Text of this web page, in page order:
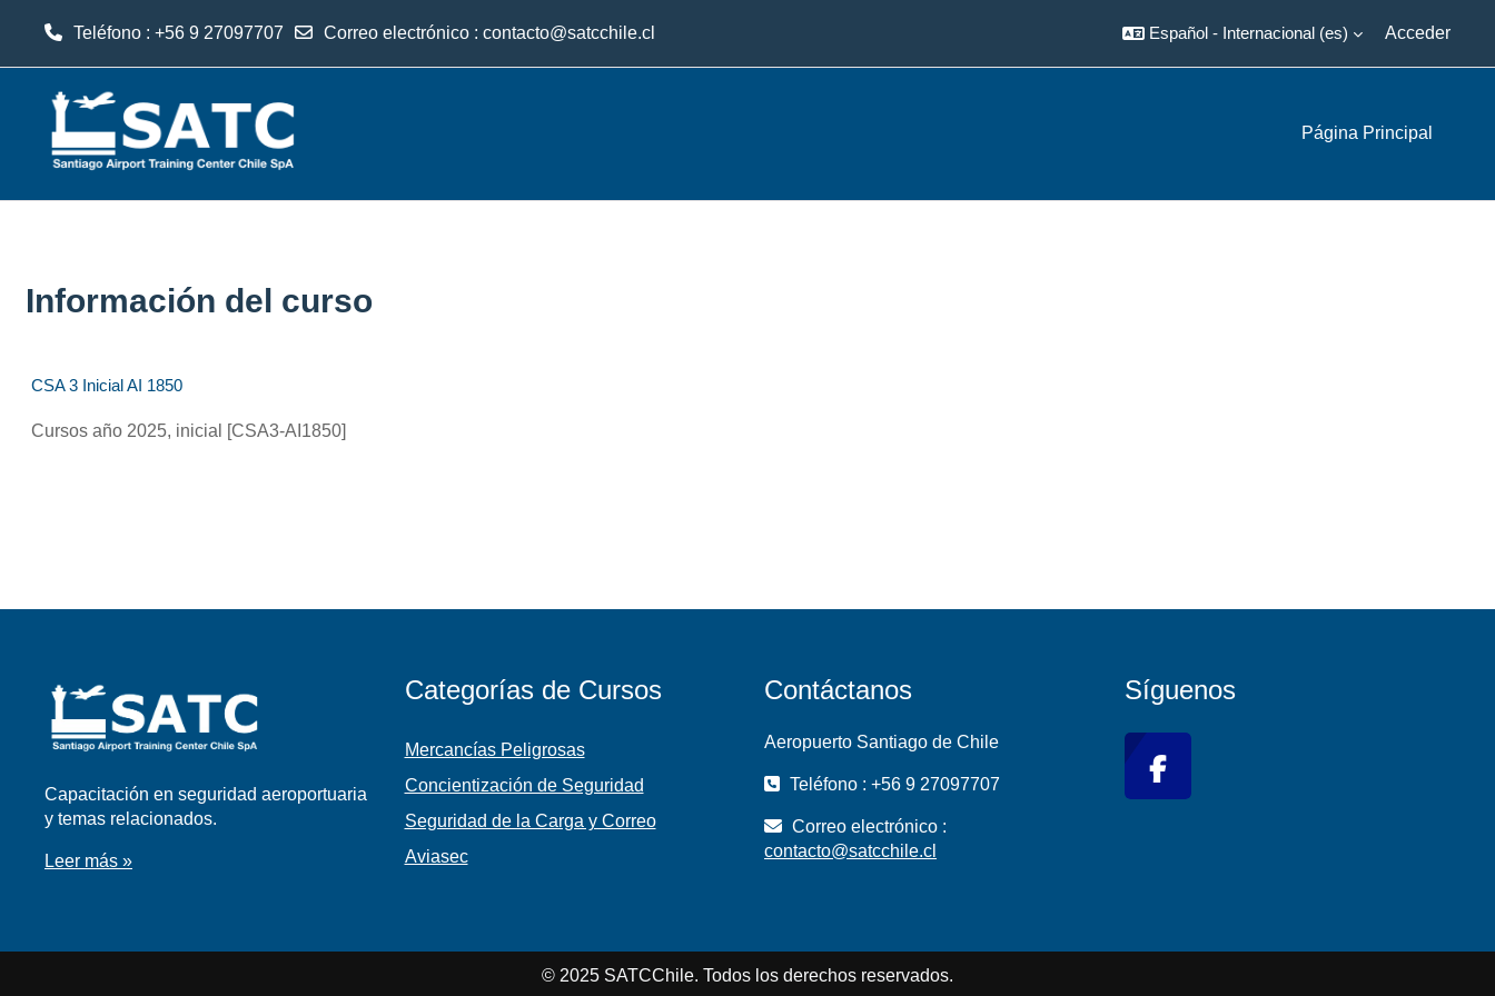
Teléfono : +56 9 27097707 Correo electrónico : contacto@satcchile.cl Español - Internacional ‎(es)‎ Acceder
Página Principal
Información del curso
CSA 3 Inicial AI 1850
Cursos año 2025, inicial [CSA3-AI1850]
Capacitación en seguridad aeroportuaria
y temas relacionados.
Leer más »
Categorías de Cursos
Mercancías Peligrosas
Concientización de Seguridad
Seguridad de la Carga y Correo
Aviasec
Contáctanos
Aeropuerto Santiago de Chile
Teléfono : +56 9 27097707
Correo electrónico :
contacto@satcchile.cl
Síguenos
© 2025 SATCChile. Todos los derechos reservados.